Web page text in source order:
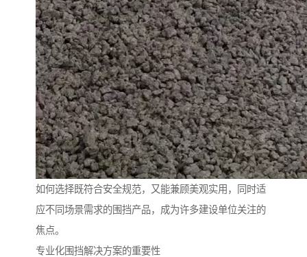
如何选择既符合安全规范，又能兼顾美观实用，同时适
应不同场景需求的围挡产品，成为许多建设单位关注的
焦点。
专业化围挡解决方案的重要性